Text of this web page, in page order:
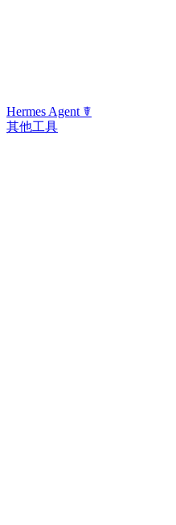
Hermes Agent ☤
其他工具